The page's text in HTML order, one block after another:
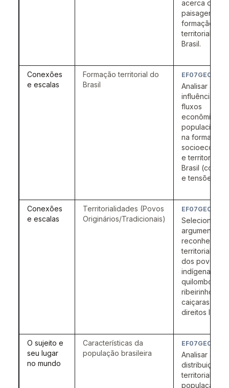
acerca das
paisagens e
formação
territorial do
Brasil.
Conexões
e escalas
Formação territorial do
Brasil
EF07GE02
Analisar a
influência dos
fluxos
econômicos e
populacionais
na formação
e territorial do
Brasil
e tensões).
Conexões
e escalas
Territorialidades (Povos
Originários/Tradicionais)
EF07GE03
Selecionar
argumentos
reconheçam
dos povos
indígenas,
quilombolas,
ribeirinhos e
caiçaras
direitos
O sujeito e
seu lugar
no mundo
Características da
população brasileira
EF07GE04
Analisar a
distribuição
territorial da
população